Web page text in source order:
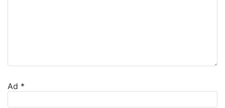
Ad *